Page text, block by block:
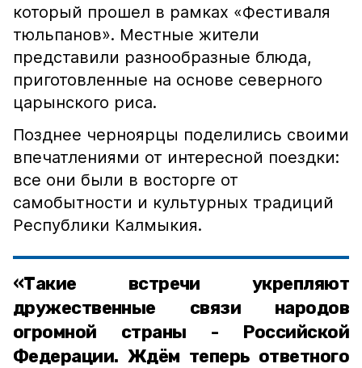
который прошел в рамках «Фестиваля
тюльпанов». Местные жители
представили разнообразные блюда,
приготовленные на основе северного
царынского риса.
Позднее черноярцы поделились своими
впечатлениями от интересной поездки:
все они были в восторге от
самобытности и культурных традиций
Республики Калмыкия.
«Такие встречи укрепляют
дружественные связи народов
огромной страны - Российской
Федерации. Ждём теперь ответного